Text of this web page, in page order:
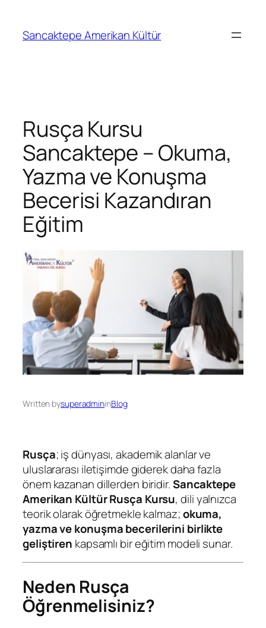
Sancaktepe Amerikan Kültür
Rusça Kursu
Sancaktepe – Okuma,
Yazma ve Konuşma
Becerisi Kazandıran
Eğitim
Written bysuperadmininBlog
Rusça; iş dünyası, akademik alanlar ve
uluslararası iletişimde giderek daha fazla
önem kazanan dillerden biridir.Sancaktepe
Amerikan Kültür Rusça Kursu, dili yalnızca
teorik olarak öğretmekle kalmaz;okuma,
yazma ve konuşma becerilerini birlikte
geliştiren kapsamlı bir eğitim modeli sunar.
Neden Rusça
Öğrenmelisiniz?